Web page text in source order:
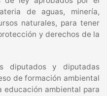
de aguas, minería,
naturales, para tener
y derechos de la
diputados y diputadas
de formación ambiental
educación ambiental para